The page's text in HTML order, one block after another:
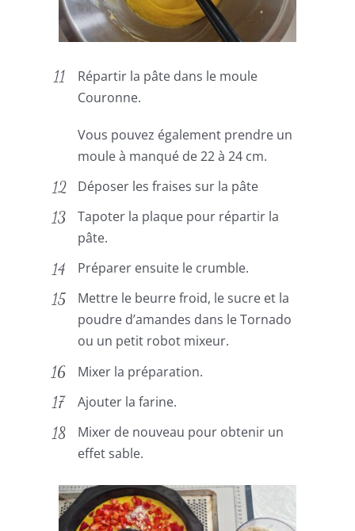
Répartir la pâte dans le moule
Couronne.
Vous pouvez également prendre un
moule à manqué de 22 à 24 cm.
Déposer les fraises sur la pâte
Tapoter la plaque pour répartir la
pâte.
Préparer ensuite le crumble.
Mettre le beurre froid, le sucre et la
poudre d’amandes dans le Tornado
ou un petit robot mixeur.
Mixer la préparation.
Ajouter la farine.
Mixer de nouveau pour obtenir un
effet sable.